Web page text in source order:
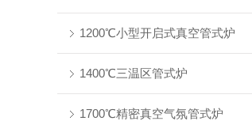
1200℃小型开启式真空管式炉
1400℃三温区管式炉
1700℃精密真空气氛管式炉